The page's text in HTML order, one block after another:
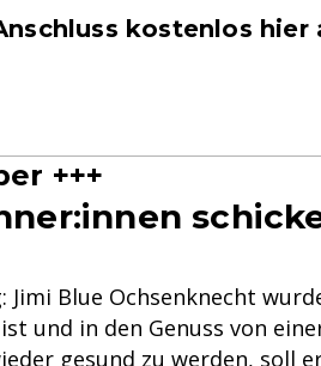
kostenlos hier
+++
Blue Ochsenknecht
und in den Genuss von
gesund zu werden, soll